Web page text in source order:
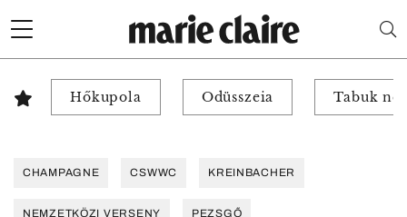
Hőkupola Odüsszeia Tabuk
CHAMPAGNE CSWWC KREINBACHER
NEMZETKÖZI VERSENY PEZSGŐ